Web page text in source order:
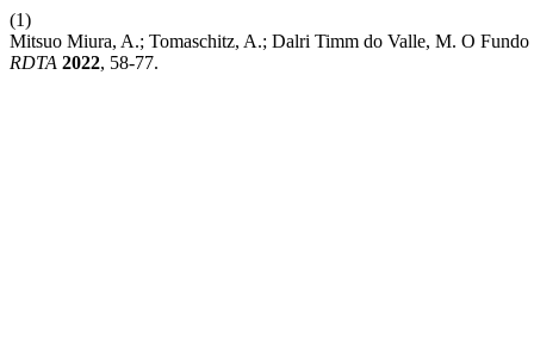
(1)
Mitsuo Miura, A.; Tomaschitz, A.; Dalri Timm do Valle, M. O
RDTA 2022, 58-77.